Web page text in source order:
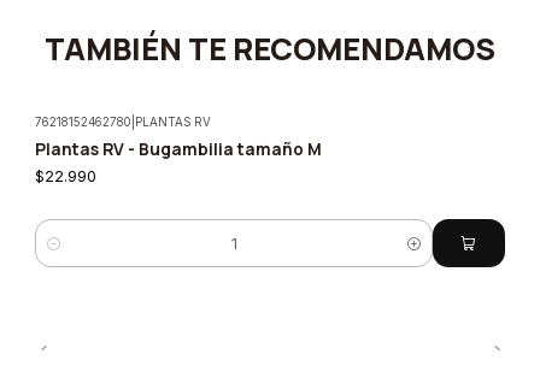
TAMBIÉN TE RECOMENDAMOS
76218152462780 PLANTAS RV
Plantas RV - Bugambilia tamaño M
$22.990
Cantidad